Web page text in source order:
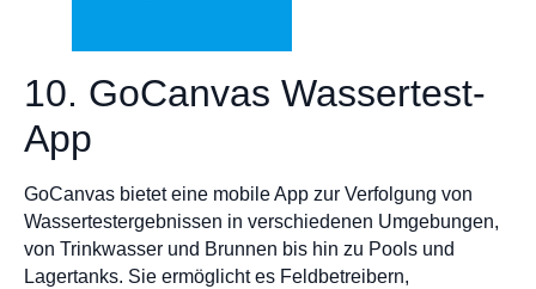
10. GoCanvas Wassertest-
App
GoCanvas bietet eine mobile App zur Verfolgung von
Wassertestergebnissen in verschiedenen Umgebungen,
von Trinkwasser und Brunnen bis hin zu Pools und
Lagertanks. Sie ermöglicht es Feldbetreibern,